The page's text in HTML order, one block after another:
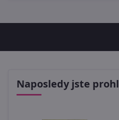
Naposledy jste